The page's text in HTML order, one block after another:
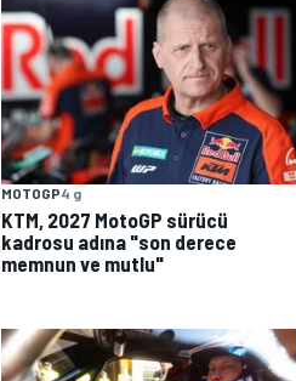
MOTOGP4 g
KTM, 2027 MotoGP sürücü
kadrosu adına "son derece
memnun ve mutlu"